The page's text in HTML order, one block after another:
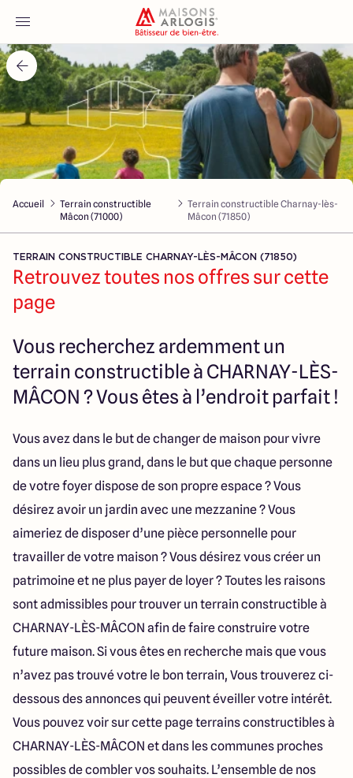
Accueil
Nos maisons
Nos annonces
Votre projet
Qui sommes-nous
Maisons ARLOGIS Macon
112 Route de Lyon
71000 Mâcon
4.3 4.6
Accueil
Terrain constructible
Mâcon (71000)
Terrain constructible Charnay-lès-
Mâcon (71850)
TERRAIN CONSTRUCTIBLE CHARNAY-LÈS-MÂCON (71850)
Retrouvez toutes nos offres sur cette
page
Vous recherchez ardemment un
terrain constructible à CHARNAY-LÈS-
MÂCON ? Vous êtes à l’endroit parfait !
Vous avez dans le but de changer de maison pour vivre
dans un lieu plus grand, dans le but que chaque personne
de votre foyer dispose de son propre espace ? Vous
désirez avoir un jardin avec une mezzanine ? Vous
aimeriez de disposer d’une pièce personnelle pour
travailler de votre maison ? Vous désirez vous créer un
patrimoine et ne plus payer de loyer ? Toutes les raisons
sont admissibles pour trouver un terrain constructible à
CHARNAY-LÈS-MÂCON afin de faire construire votre
future maison. Si vous êtes en recherche mais que vous
n’avez pas trouvé votre le bon terrain, Vous trouverez ci-
dessous des annonces qui peuvent éveiller votre intérêt.
Vous pouvez voir sur cette page terrains constructibles à
CHARNAY-LÈS-MÂCON et dans les communes proches
possibles de combler vos souhaits. L’ensemble de nos